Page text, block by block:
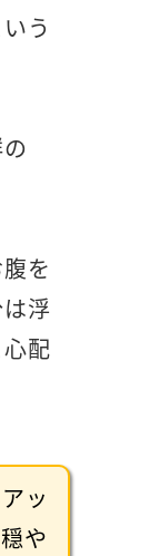
う
を
浮
配
ッ
や